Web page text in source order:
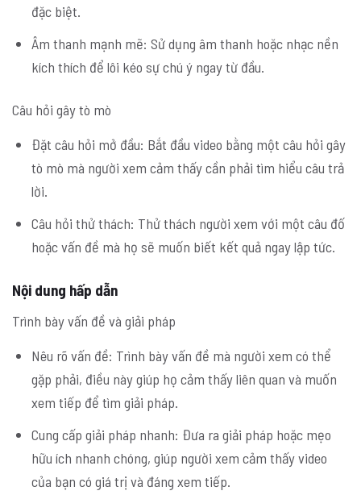
đặc biệt.
Âm thanh mạnh mẽ: Sử dụng âm thanh hoặc nhạc nền
kích thích để lôi kéo sự chú ý ngay từ đầu.
Câu hỏi gây tò mò
Đặt câu hỏi mở đầu: Bắt đầu video bằng một câu hỏi gây
tò mò mà người xem cảm thấy cần phải tìm hiểu câu trả
lời.
Câu hỏi thử thách: Thử thách người xem với một câu đố
hoặc vấn đề mà họ sẽ muốn biết kết quả ngay lập tức.
Nội dung hấp dẫn
Trình bày vấn đề và giải pháp
Nêu rõ vấn đề: Trình bày vấn đề mà người xem có thể
gặp phải, điều này giúp họ cảm thấy liên quan và muốn
xem tiếp để tìm giải pháp.
Cung cấp giải pháp nhanh: Đưa ra giải pháp hoặc mẹo
hữu ích nhanh chóng, giúp người xem cảm thấy video
của bạn có giá trị và đáng xem tiếp.